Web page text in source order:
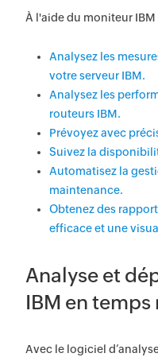
À l'aide du moniteur
Analysez les
votre serveur IBM.
Analysez les
routeurs IBM.
Prévoyez avec
Suivez la
Automatisez la
maintenance.
Obtenez des
efficace et une
Analyse et
IBM en temps
Avec le logiciel